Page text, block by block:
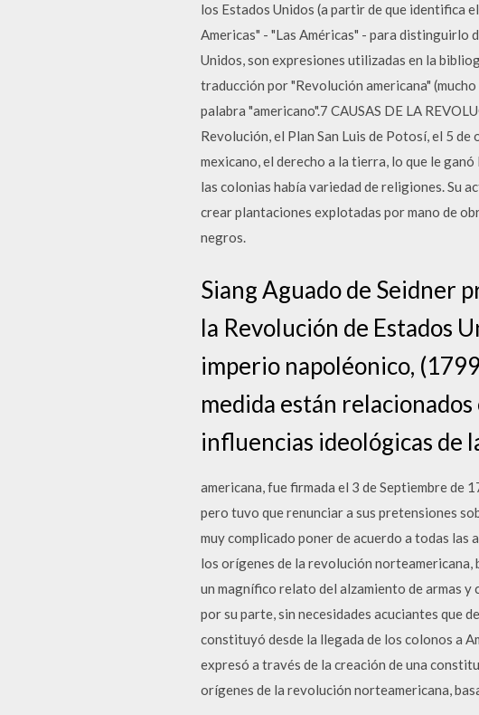
los Estados Unidos (a partir de que identifica
Americas" - "Las Américas" - para distinguirlo
Unidos, son expresiones utilizadas en la
traducción por "Revolución americana"
palabra "americano".7 CAUSAS DE LA
Revolución, el Plan San Luis de Potosí, el 5
mexicano, el derecho a la tierra, lo que le
las colonias había variedad de religiones. Su
crear plantaciones explotadas por mano de
negros.
Siang Aguado de Seidner
la Revolución de Estados
imperio napoléonico,
medida están
influencias ideológicas de
americana, fue firmada el 3 de Septiembre de
pero tuvo que renunciar a sus pretensiones
muy complicado poner de acuerdo a todas
los orígenes de la revolución norteamericana,
un magnífico relato del alzamiento de armas
por su parte, sin necesidades acuciantes que
constituyó desde la llegada de los colonos a
expresó a través de la creación de una
orígenes de la revolución norteamericana,